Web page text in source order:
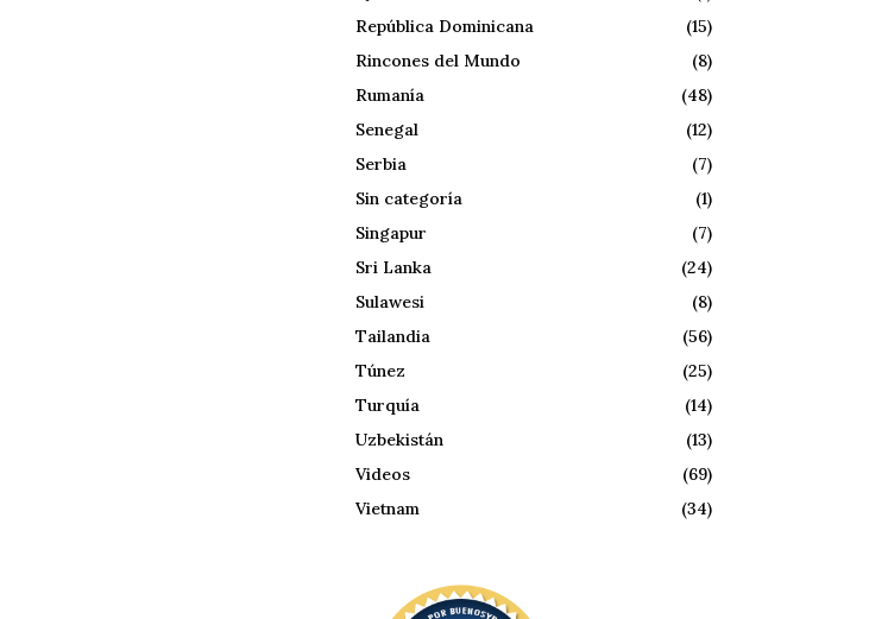
República Dominicana
(15)
Rincones del Mundo
(8)
Rumanía
(48)
Senegal
(12)
Serbia
(7)
Sin categoría
(1)
Singapur
(7)
Sri Lanka
(24)
Sulawesi
(8)
Tailandia
(56)
Túnez
(25)
Turquía
(14)
Uzbekistán
(13)
Videos
(69)
Vietnam
(34)